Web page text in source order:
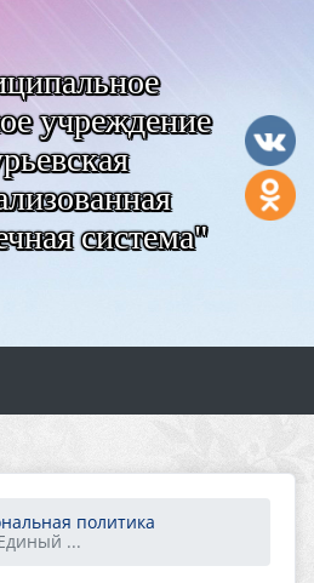
учреждение
система"
политика
...